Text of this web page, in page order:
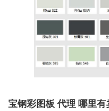
宝钢彩图板 代理 哪里